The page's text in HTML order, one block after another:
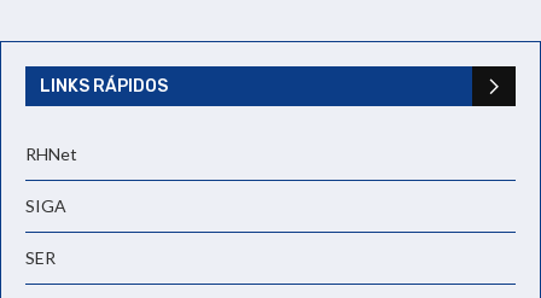
LINKS RÁPIDOS
RHNet
SIGA
SER